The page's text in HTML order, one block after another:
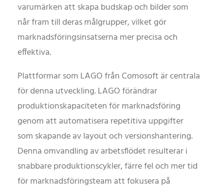
varumärken att skapa budskap och bilder som
når fram till deras målgrupper, vilket gör
marknadsföringsinsatserna mer precisa och
effektiva.
Plattformar som LAGO från Comosoft är centrala
för denna utveckling. LAGO förändrar
produktionskapaciteten för marknadsföring
genom att automatisera repetitiva uppgifter
som skapande av layout och versionshantering.
Denna omvandling av arbetsflödet resulterar i
snabbare produktionscykler, färre fel och mer tid
för marknadsföringsteam att fokusera på